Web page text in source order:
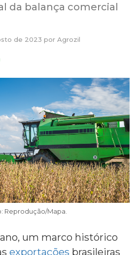
da balança comercial
de 2023 por Agrozil
Reprodução/Mapa.
um marco histórico
exportações brasileiras